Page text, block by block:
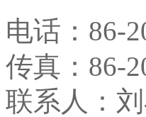
电话： 86-
传真： 86-
联系人：